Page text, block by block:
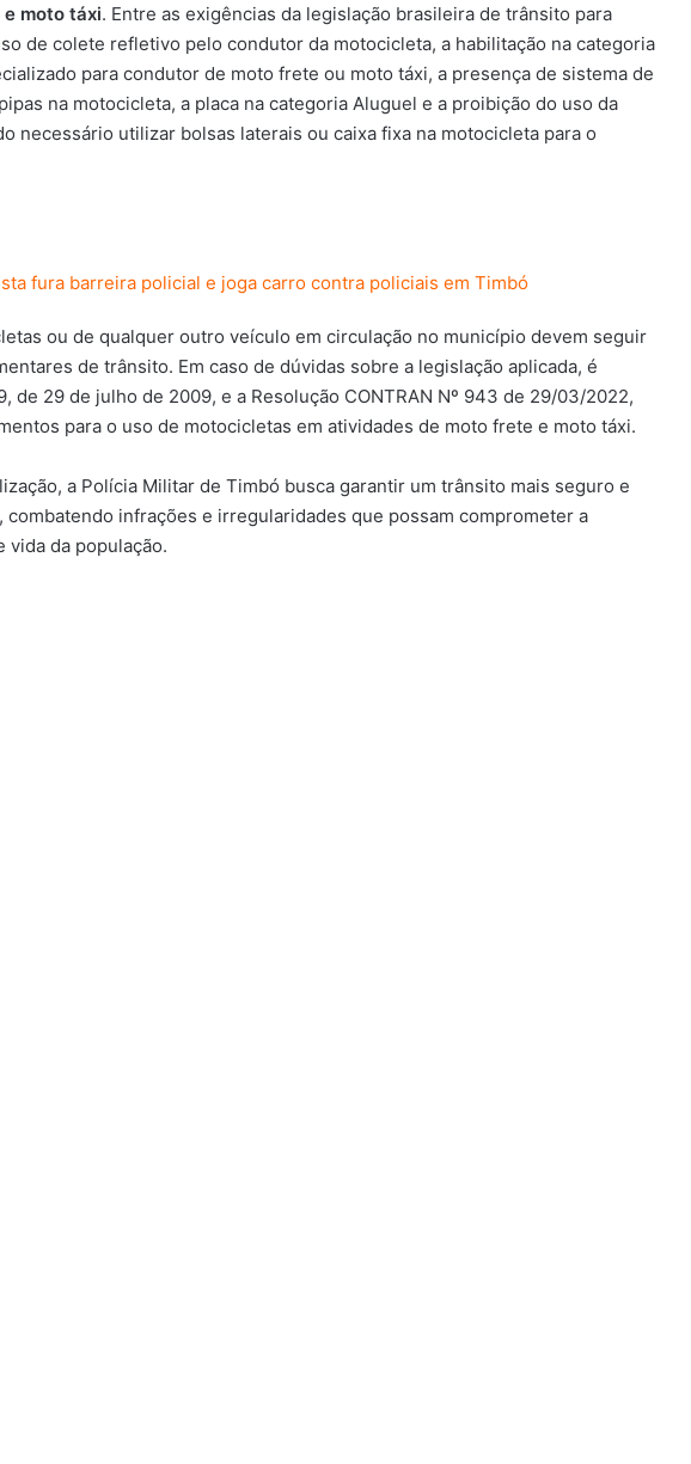
moto táxi. Entre as exigências da legislação brasileira de trânsito para
de colete refletivo pelo condutor da motocicleta, a habilitação na categoria
para condutor de moto frete ou moto táxi, a presença de sistema de
na motocicleta, a placa na categoria Aluguel e a proibição do uso da
necessário utilizar bolsas laterais ou caixa fixa na motocicleta para o
fura barreira policial e joga carro contra policiais em Timbó
ou de qualquer outro veículo em circulação no município devem seguir
de trânsito. Em caso de dúvidas sobre a legislação aplicada, é
de 29 de julho de 2009, e a Resolução CONTRAN Nº 943 de 29/03/2022,
para o uso de motocicletas em atividades de moto frete e moto táxi.
a Polícia Militar de Timbó busca garantir um trânsito mais seguro e
infrações e irregularidades que possam comprometer a
vida da população.